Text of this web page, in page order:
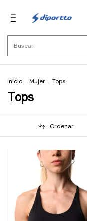
Inicio . Mujer . Tops
Tops
Ordenar